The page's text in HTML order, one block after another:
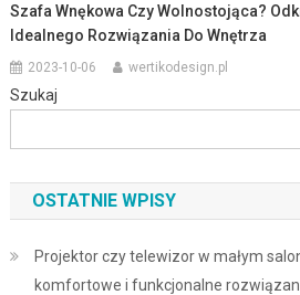
Szafa Wnękowa Czy Wolnostojąca?
Idealnego Rozwiązania Do Wnętrza
2023-10-06 wertikodesign.pl
Szukaj
OSTATNIE WPISY
Projektor czy telewizor w małym
komfortowe i funkcjonalne